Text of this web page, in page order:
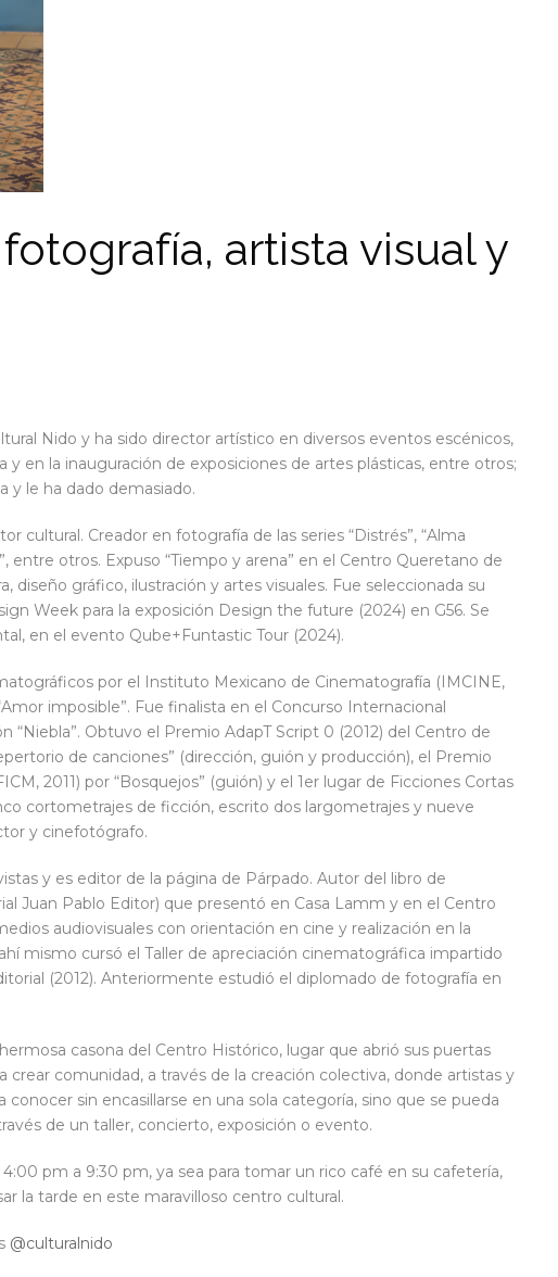
artista visual y
Nido y ha sido director artístico en diversos eventos escénicos,
en la inauguración de exposiciones de artes plásticas, entre otros;
y le ha dado demasiado.
cultural. Creador en fotografía de las series “Distrés”, “Alma
entre otros. Expuso “Tiempo y arena” en el Centro Queretano de
diseño gráfico, ilustración y artes visuales. Fue seleccionada su
Week para la exposición Design the future (2024) en G56. Se
en el evento Qube+Funtastic Tour (2024).
por el Instituto Mexicano de Cinematografía (IMCINE,
imposible”. Fue finalista en el Concurso Internacional
“Niebla”. Obtuvo el Premio AdapT Script 0 (2012) del Centro de
de canciones” (dirección, guión y producción), el Premio
2011) por “Bosquejos” (guión) y el 1er lugar de Ficciones Cortas
cortometrajes de ficción, escrito dos largometrajes y nueve
y cinefotógrafo.
y es editor de la página de Párpado. Autor del libro de
Juan Pablo Editor) que presentó en Casa Lamm y en el Centro
audiovisuales con orientación en cine y realización en la
mismo cursó el Taller de apreciación cinematográfica impartido
(2012). Anteriormente estudió el diplomado de fotografía en
casona del Centro Histórico, lugar que abrió sus puertas
crear comunidad, a través de la creación colectiva, donde artistas y
sin encasillarse en una sola categoría, sino que se pueda
de un taller, concierto, exposición o evento.
pm a 9:30 pm, ya sea para tomar un rico café en su cafetería,
la tarde en este maravilloso centro cultural.
@culturalnido